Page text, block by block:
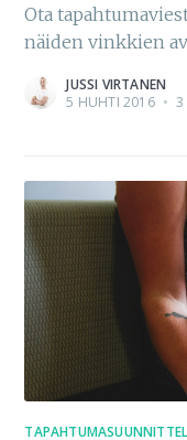
Ota
näiden vinkkien
JUSSI VIRTANEN
5 HUHTI 2016 • 3